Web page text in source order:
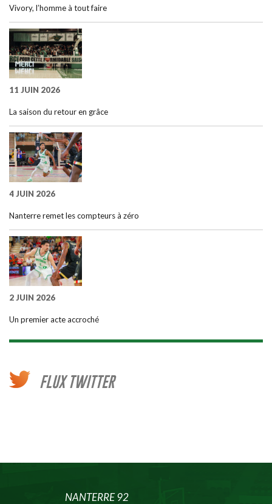
Vivory, l’homme à tout faire
11 JUIN 2026
La saison du retour en grâce
4 JUIN 2026
Nanterre remet les compteurs à zéro
2 JUIN 2026
Un premier acte accroché
FLUX TWITTER
NANTERRE 92